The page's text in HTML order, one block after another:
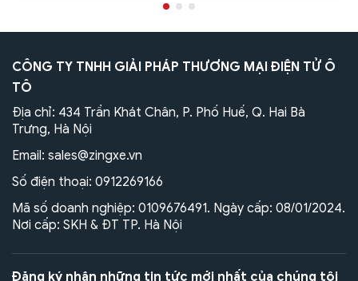
CÔNG TY TNHH GIẢI PHÁP THƯƠNG MẠI ĐIỆN TỬ Ô
TÔ
Địa chỉ: 434 Trần Khát Chân, P. Phố Huế, Q. Hai Bà
Trưng, Hà Nội
Email: sales@zingxe.vn
Số điện thoại: 0912269166
Mã số doanh nghiệp: 0109676491. Ngày cấp: 08/01/2024.
Nơi cấp: SKH & ĐT TP. Hà Nội
Đăng ký nhận những tin tức mới nhất của chúng tôi